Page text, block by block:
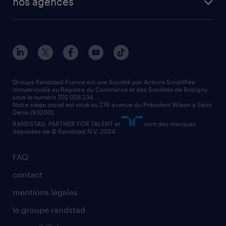
manutentionnaire
assistant administratif
comptable
solutions opérationnelles
contact entreprise
faq intérim / recrutement
nos agences par ville
nos agences par région
nos cabinets de recrutement
FAQ
contact
mentions légales
le groupe randstad
Groupe Randstad France est une Société par Actions Simplifiée
immatriculée au Registre du Commerce et des Sociétés de Bobigny
sous le numéro 702 028 234.
Notre siège social est situé au 276 avenue du Président Wilson à Saint
Denis (93200).
RANDSTAD, PARTNER FOR TALENT et
sont des marques
déposées de © Randstad N.V. 2024.